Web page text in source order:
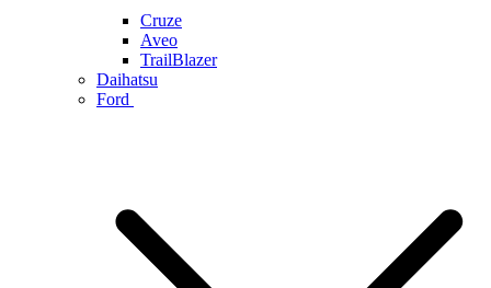
Cruze
Aveo
TrailBlazer
Daihatsu
Ford